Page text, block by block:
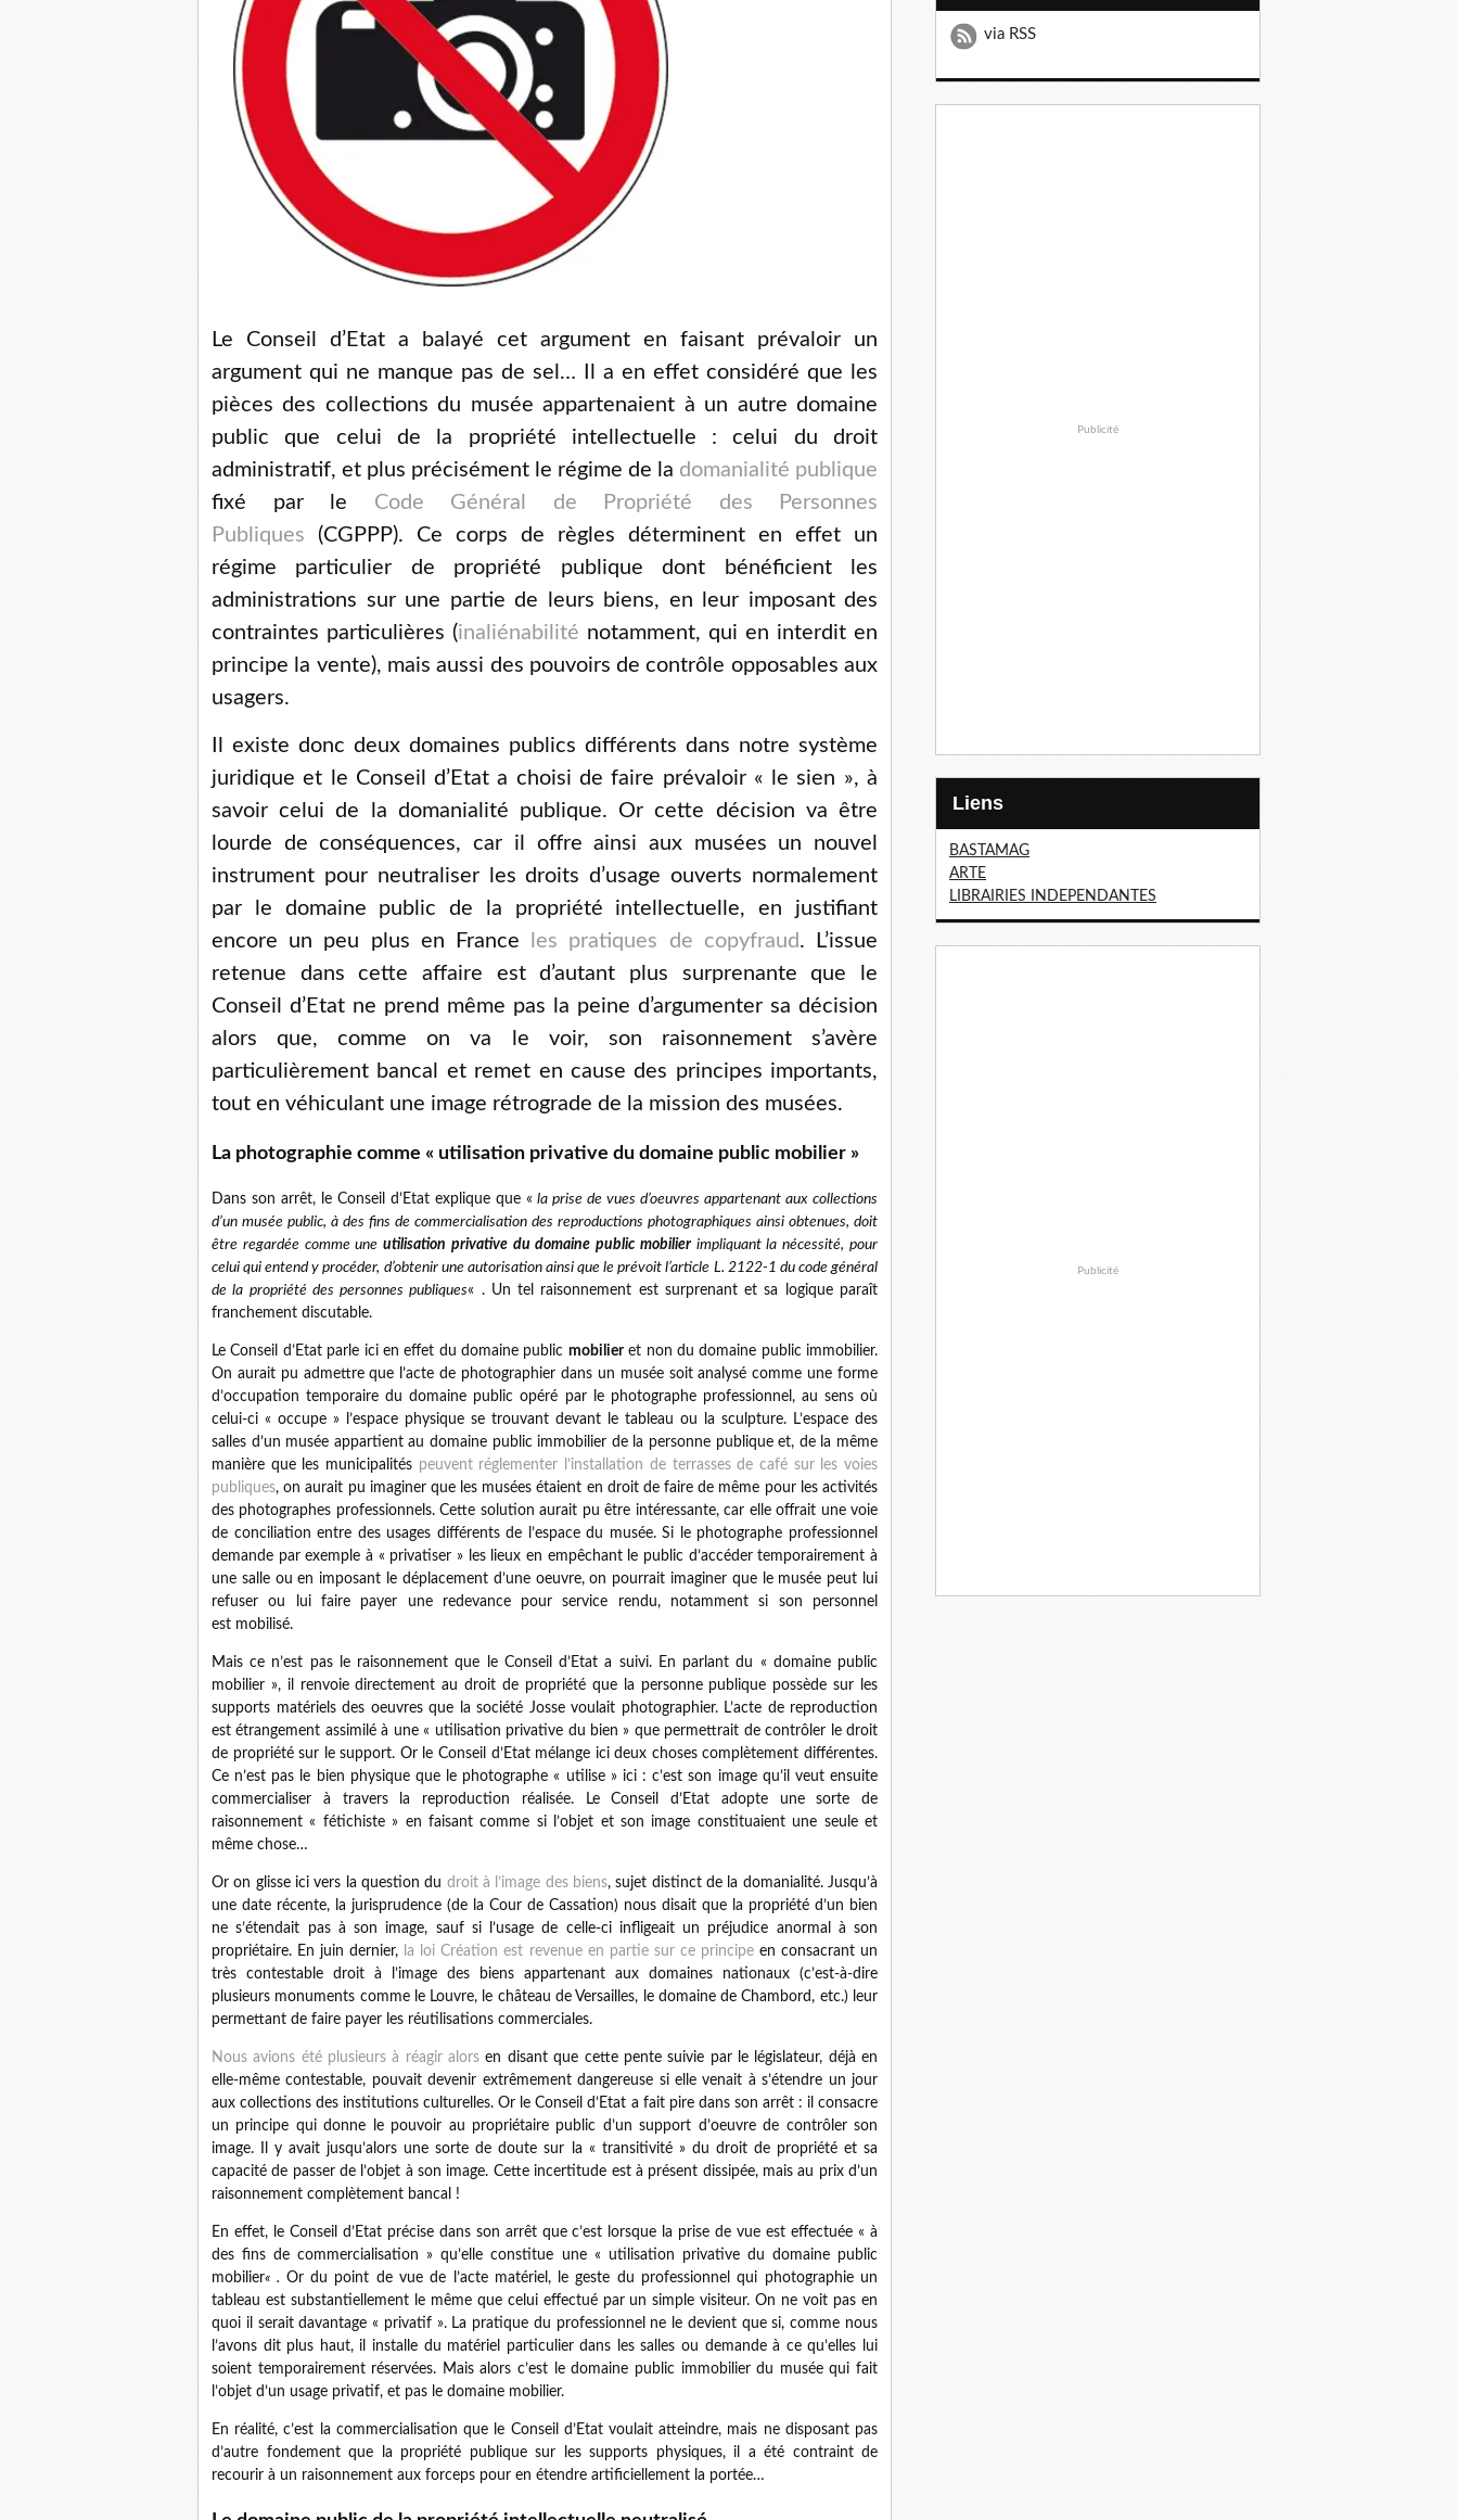
Le Conseil d’Etat a balayé cet argument en faisant prévaloir un
argument qui ne manque pas de sel… Il a en effet considéré que les
pièces des collections du musée appartenaient à un autre domaine
public que celui de la propriété intellectuelle : celui du droit
administratif, et plus précisément le régime de la domanialité publique
fixé par le Code Général de Propriété des Personnes
Publiques (CGPPP). Ce corps de règles déterminent en effet un
régime particulier de propriété publique dont bénéficient les
administrations sur une partie de leurs biens, en leur imposant des
contraintes particulières (inaliénabilité notamment, qui en interdit en
principe la vente), mais aussi des pouvoirs de contrôle opposables aux
usagers.
Il existe donc deux domaines publics différents dans notre système
juridique et le Conseil d’Etat a choisi de faire prévaloir « le sien », à
savoir celui de la domanialité publique. Or cette décision va être
lourde de conséquences, car il offre ainsi aux musées un nouvel
instrument pour neutraliser les droits d’usage ouverts normalement
par le domaine public de la propriété intellectuelle, en justifiant
encore un peu plus en France
les pratiques de copyfraud. L’issue
retenue dans cette affaire est d’autant plus surprenante que le
Conseil d’Etat ne prend même pas la peine d’argumenter sa décision
alors que, comme on va le voir, son raisonnement s’avère
particulièrement bancal et remet en cause des principes importants,
tout en véhiculant une image rétrograde de la mission des musées.
La photographie comme « utilisation privative du domaine public mobilier »
Dans son arrêt, le Conseil d’Etat explique que «la prise de vues d’oeuvres appartenant aux collections
d’un musée public, à des fins de commercialisation des reproductions photographiques ainsi obtenues, doit
être regardée comme uneutilisation privative du domaine public mobilierimpliquant la nécessité, pour
celui qui entend y procéder, d’obtenir une autorisation ainsi que le prévoit l’article L. 2122-1 du code général
de la propriété des personnes publiques« . Un tel raisonnement est surprenant et sa logique paraît
franchement discutable.
Le Conseil d’Etat parle ici en effet du domaine public mobilieret non du domaine public immobilier.
On aurait pu admettre que l’acte de photographier dans un musée soit analysé comme une forme
d’occupation temporaire du domaine public opéré par le photographe professionnel, au sens où
celui-ci « occupe » l’espace physique se trouvant devant le tableau ou la sculpture. L’espace des
salles d’un musée appartient au domaine public immobilier de la personne publique et, de la même
manière que les municipalités peuvent réglementer l’installation de terrasses de café sur les voies
publiques, on aurait pu imaginer que les musées étaient en droit de faire de même pour les activités
des photographes professionnels. Cette solution aurait pu être intéressante, car elle offrait une voie
de conciliation entre des usages différents de l’espace du musée. Si le photographe professionnel
demande par exemple à « privatiser » les lieux en empêchant le public d’accéder temporairement à
une salle ou en imposant le déplacement d’une oeuvre, on pourrait imaginer que le musée peut lui
refuser ou lui faire payer une redevance pour service rendu, notamment si son personnel
est mobilisé.
Mais ce n’est pas le raisonnement que le Conseil d’Etat a suivi. En parlant du « domaine public
mobilier », il renvoie directement au droit de propriété que la personne publique possède sur les
supports matériels des oeuvres que la société Josse voulait photographier. L’acte de reproduction
est étrangement assimilé à une « utilisation privative du bien » que permettrait de contrôler le droit
de propriété sur le support. Or le Conseil d’Etat mélange ici deux choses complètement différentes.
Ce n’est pas le bien physique que le photographe « utilise » ici : c’est son image qu’il veut ensuite
commercialiser à travers la reproduction réalisée. Le Conseil d’Etat adopte une sorte de
raisonnement « fétichiste » en faisant comme si l’objet et son image constituaient une seule et
même chose…
Or on glisse ici vers la question du droit à l’image des biens, sujet distinct de la domanialité. Jusqu’à
une date récente, la jurisprudence (de la Cour de Cassation) nous disait que la propriété d’un bien
ne s’étendait pas à son image, sauf si l’usage de celle-ci infligeait un préjudice anormal à son
propriétaire. En juin dernier, la loi Création est revenue en partie sur ce principeen consacrant un
très contestable droit à l’image des biens appartenant aux domaines nationaux (c’est-à-dire
plusieurs monuments comme le Louvre, le château de Versailles, le domaine de Chambord, etc.) leur
permettant de faire payer les réutilisations commerciales.
Nous avions été plusieurs à réagir alors en disant que cette pente suivie par le législateur, déjà en
elle-même contestable, pouvait devenir extrêmement dangereuse si elle venait à s’étendre un jour
aux collections des institutions culturelles. Or le Conseil d’Etat a fait pire dans son arrêt : il consacre
un principe qui donne le pouvoir au propriétaire public d’un support d’oeuvre de contrôler son
image. Il y avait jusqu’alors une sorte de doute sur la « transitivité » du droit de propriété et sa
capacité de passer de l’objet à son image. Cette incertitude est à présent dissipée, mais au prix d’un
raisonnement complètement bancal !
En effet, le Conseil d’Etat précise dans son arrêt que c’est lorsque la prise de vue est effectuée « à
des fins de commercialisation » qu’elle constitue une « utilisation privative du domaine public
mobilier« . Or du point de vue de l’acte matériel, le geste du professionnel qui photographie un
tableau est substantiellement le même que celui effectué par un simple visiteur. On ne voit pas en
quoi il serait davantage « privatif ». La pratique du professionnel ne le devient que si, comme nous
l’avons dit plus haut, il installe du matériel particulier dans les salles ou demande à ce qu’elles lui
soient temporairement réservées. Mais alors c’est le domaine public immobilier du musée qui fait
l’objet d’un usage privatif, et pas le domaine mobilier.
En réalité, c’est la commercialisation que le Conseil d’Etat voulait atteindre, mais ne disposant pas
d’autre fondement que la propriété publique sur les supports physiques, il a été contraint de
recourir à un raisonnement aux forceps pour en étendre artificiellement la portée…
via RSS
Publicité
Liens
BASTAMAG
ARTE
LIBRAIRIES INDEPENDANTES
Publicité